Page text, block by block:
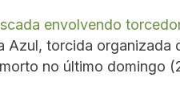
envolvendo
Azul, torcida organizada
no último domingo